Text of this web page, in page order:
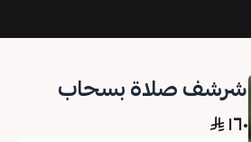
شرشف صلاة بسحاب
١٦٠